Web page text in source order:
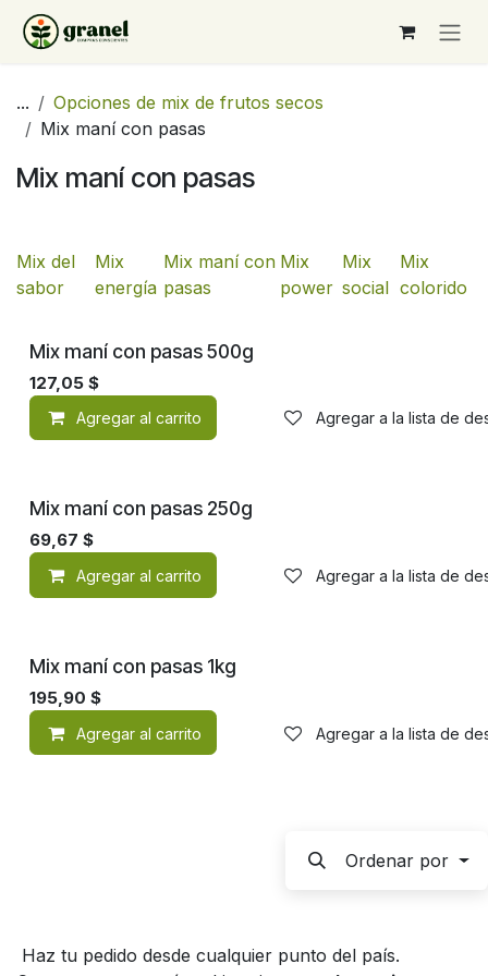
Ir al contenido
...
Opciones de mix de frutos secos
Mix maní con pasas
Mix maní con pasas
Mix del
sabor
Mix
energía
Mix maní con
pasas
Mix
power
Mix
social
Mix
colorido
Mix maní con pasas 500g
127,05 $
Agregar al carrito Agregar a la lista de
Mix maní con pasas 250g
69,67 $
Agregar al carrito Agregar a la lista de
Mix maní con pasas 1kg
195,90 $
Agregar al carrito Agregar a la lista de
Ordenar por
Haz tu pedido desde cualquier punto del país.